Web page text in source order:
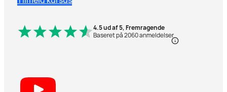
4.5 ud af 5, Fremragende
Baseret på 2060 anmeldelser